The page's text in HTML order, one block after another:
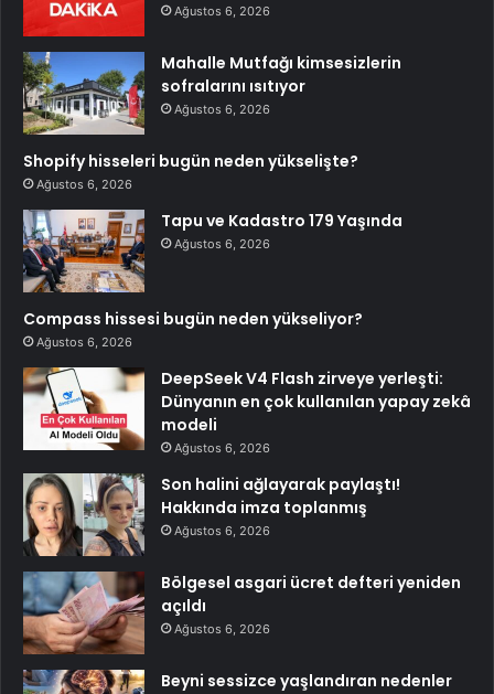
Ağustos 6, 2026
Mahalle Mutfağı kimsesizlerin
sofralarını ısıtıyor
Ağustos 6, 2026
Shopify hisseleri bugün neden yükselişte?
Ağustos 6, 2026
Tapu ve Kadastro 179 Yaşında
Ağustos 6, 2026
Compass hissesi bugün neden yükseliyor?
Ağustos 6, 2026
DeepSeek V4 Flash zirveye yerleşti:
Dünyanın en çok kullanılan yapay zekâ
modeli
Ağustos 6, 2026
Son halini ağlayarak paylaştı!
Hakkında imza toplanmış
Ağustos 6, 2026
Bölgesel asgari ücret defteri yeniden
açıldı
Ağustos 6, 2026
Beyni sessizce yaşlandıran nedenler